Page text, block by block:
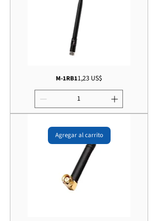
M-1RB1Precio
1,23 US$
Agregar al carrito